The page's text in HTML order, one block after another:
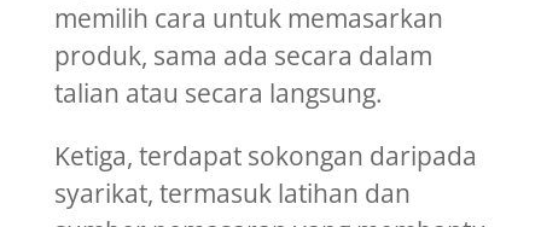
memilih cara untuk memasarkan
produk, sama ada secara dalam
talian atau secara langsung.
Ketiga, terdapat sokongan daripada
syarikat, termasuk latihan dan